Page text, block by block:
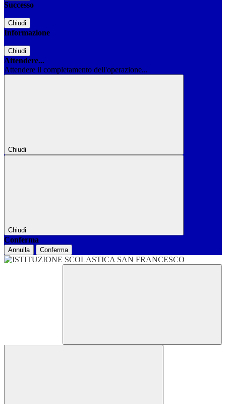
Successo
Chiudi
Informazione
Chiudi
Attendere...
Attendere il completamento dell'operazione...
Chiudi
Chiudi
Conferma
Annulla Conferma